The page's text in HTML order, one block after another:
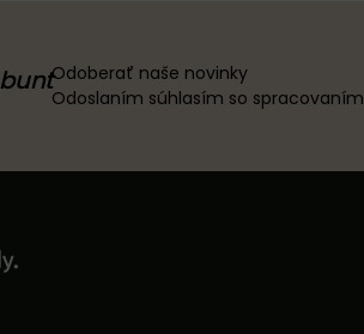
Odoberať naše novinky
Odoslaním súhlasím so spracovaním